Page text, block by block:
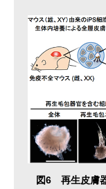
図6 再生皮膚